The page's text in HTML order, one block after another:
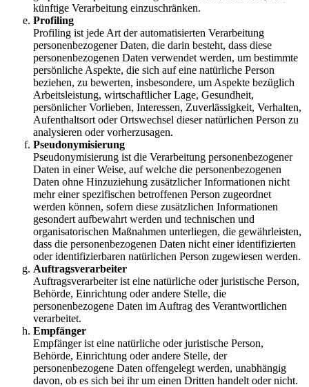
künftige Verarbeitung einzuschränken.
Profiling
Profiling ist jede Art der automatisierten Verarbeitung
personenbezogener Daten, die darin besteht, dass diese
personenbezogenen Daten verwendet werden, um bestimmte
persönliche Aspekte, die sich auf eine natürliche Person
beziehen, zu bewerten, insbesondere, um Aspekte bezüglich
Arbeitsleistung, wirtschaftlicher Lage, Gesundheit,
persönlicher Vorlieben, Interessen, Zuverlässigkeit, Verhalten,
Aufenthaltsort oder Ortswechsel dieser natürlichen Person zu
analysieren oder vorherzusagen.
Pseudonymisierung
Pseudonymisierung ist die Verarbeitung personenbezogener
Daten in einer Weise, auf welche die personenbezogenen
Daten ohne Hinzuziehung zusätzlicher Informationen nicht
mehr einer spezifischen betroffenen Person zugeordnet
werden können, sofern diese zusätzlichen Informationen
gesondert aufbewahrt werden und technischen und
organisatorischen Maßnahmen unterliegen, die gewährleisten,
dass die personenbezogenen Daten nicht einer identifizierten
oder identifizierbaren natürlichen Person zugewiesen werden.
Auftragsverarbeiter
Auftragsverarbeiter ist eine natürliche oder juristische Person,
Behörde, Einrichtung oder andere Stelle, die
personenbezogene Daten im Auftrag des Verantwortlichen
verarbeitet.
Empfänger
Empfänger ist eine natürliche oder juristische Person,
Behörde, Einrichtung oder andere Stelle, der
personenbezogene Daten offengelegt werden, unabhängig
davon, ob es sich bei ihr um einen Dritten handelt oder nicht.